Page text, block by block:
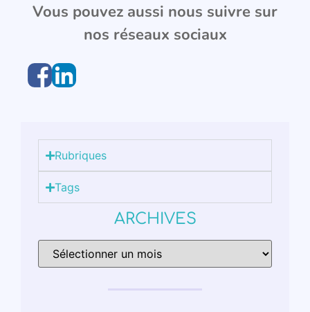
Vous pouvez aussi nous suivre sur
nos réseaux sociaux
Rubriques
Tags
ARCHIVES